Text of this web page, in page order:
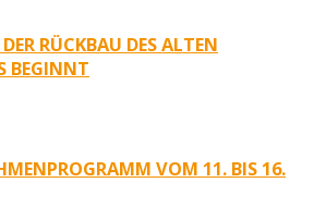
RÜCKBAU DES ALTEN
BEGINNT
VOM 11. BIS 16.